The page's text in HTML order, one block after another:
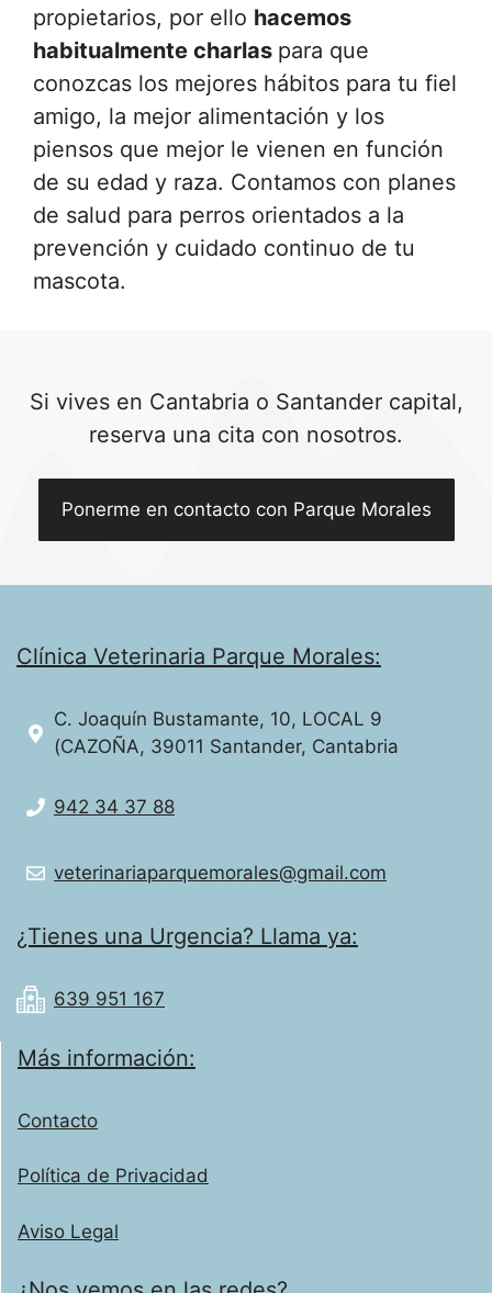
propietarios, por ello hacemos
habitualmente charlas para que
conozcas los mejores hábitos para tu fiel
amigo, la mejor alimentación y los
piensos que mejor le vienen en función
de su edad y raza. Contamos con planes
de salud para perros orientados a la
prevención y cuidado continuo de tu
mascota.
Si vives en Cantabria o Santander capital,
reserva una cita con nosotros.
Ponerme en contacto con Parque Morales
Clínica Veterinaria Parque Morales:
C. Joaquín Bustamante, 10, LOCAL 9
(CAZOÑA, 39011 Santander, Cantabria
942 34 37 88
veterinariaparquemorales@gmail.com
¿Tienes una Urgencia? Llama ya:
639 951 167
Más información:
Contacto
Política de Privacidad
Aviso Legal